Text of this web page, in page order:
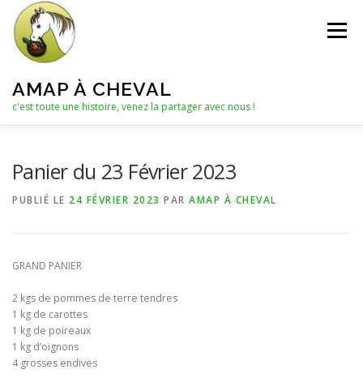
contenu
AMAP À CHEVAL
c'est toute une histoire, venez la partager avec nous !
Menu
LES AUTRES PRODUITS
Panier du 23 Février 2023
PUBLIÉ LE 24 FÉVRIER 2023 PAR AMAP À CHEVAL
GRAND PANIER
2 kgs de pommes de terre tendres
1 kg de carottes
1 kg de poireaux
1 kg d’oignons
4 grosses endives